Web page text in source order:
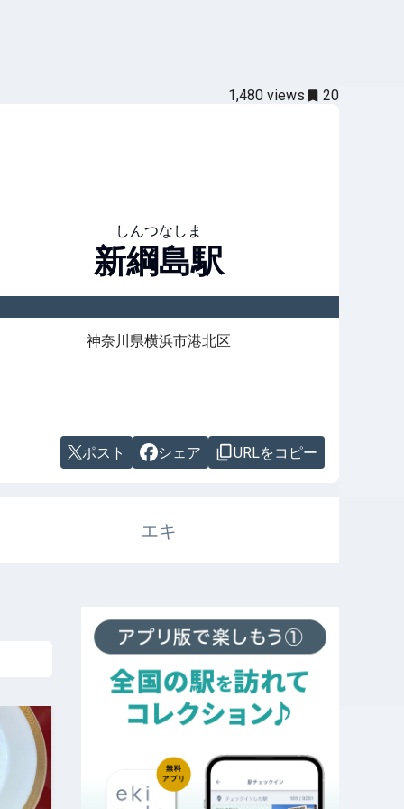
1,480 views 20
しんつなしま
新綱島駅
神奈川県横浜市港北区
ポスト シェア URLをコピー
エキ